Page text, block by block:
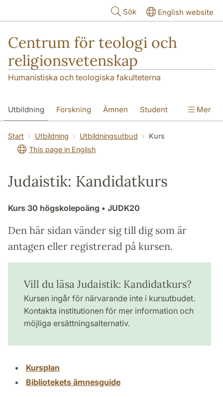
Sök English website
Centrum för teologi och
religionsvetenskap
Humanistiska och teologiska fakulteterna
Utbildning Forskning Ämnen Student
Institutionen
Mer
Start Utbildning Utbildningsutbud
Kurs
This page in English
Judaistik: Kandidatkurs
Kurs 30 högskolepoäng • JUDK20
Den här sidan vänder sig till dig som är
antagen eller registrerad på kursen.
Vill du läsa Judaistik: Kandidatkurs?
Kursen ingår för närvarande inte i kursutbudet.
Kontakta institutionen för mer information och
möjliga ersättningsalternativ.
Kursplan
Bibliotekets ämnesguide